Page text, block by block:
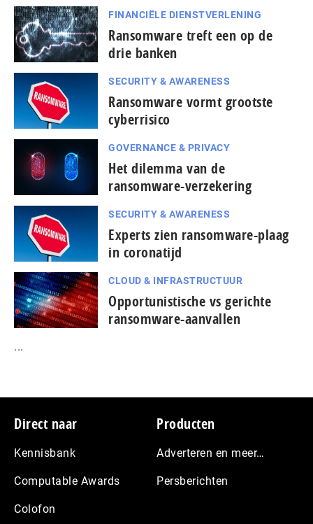
FINANCIËLE DIENSTVERLENING
Ransomware treft een op de
drie banken
SECURITY & AWARENESS
Ransomware vormt grootste
cyberrisico
GOVERNANCE & PRIVACY
Het dilemma van de
ransomware-verzekering
SECURITY & AWARENESS
Experts zien ransomware-plaag
in coronatijd
CLOUD & INFRASTRUCTUUR
Opportunistische vs gerichte
ransomware-aanvallen
...
Footer
Direct naar
Kennisbank
Computable Awards
Colofon
Producten
Adverteren en meer…
Persberichten